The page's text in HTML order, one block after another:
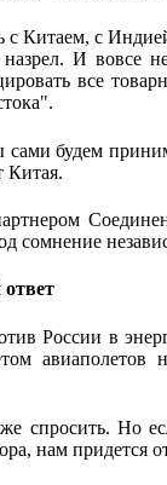
с Китаем, с
И вовсе
все
будем
Китая.
сомнение
России в
Но
нам придется